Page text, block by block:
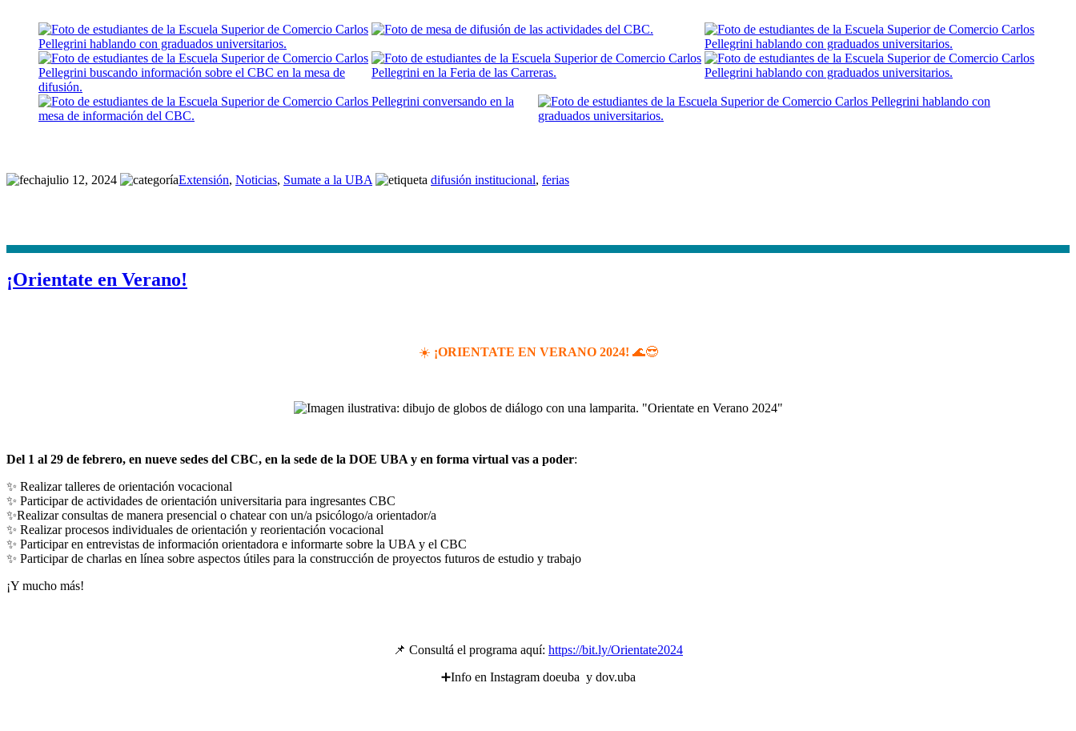
julio 12, 2024 Extensión, Noticias, Sumate a la UBA difusión institucional, ferias
¡Orientate en Verano!
☀️​ ¡ORIENTATE EN VERANO 2024! 🌊😎​
Del 1 al 29 de febrero, en nueve sedes del CBC, en la sede de la DOE UBA y en forma virtual vas a poder:
✨ Realizar talleres de orientación vocacional
✨ Participar de actividades de orientación universitaria para ingresantes CBC
✨Realizar consultas de manera presencial o chatear con un/a psicólogo/a orientador/a
✨ Realizar procesos individuales de orientación y reorientación vocacional
✨ Participar en entrevistas de información orientadora e informarte sobre la UBA y el CBC
✨ Participar de charlas en línea sobre aspectos útiles para la construcción de proyectos futuros de estudio y trabajo
¡Y mucho más!
📌 Consultá el programa aquí: https://bit.ly/Orientate2024
➕Info en Instagram doeuba y dov.uba